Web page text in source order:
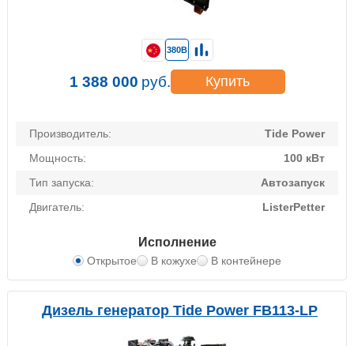
Производитель:
Tide Power
Мощность:
100 кВт
Тип запуска:
Автозапуск
Двигатель:
ListerPetter
Исполнение
Открытое В кожухе В контейнере
380В
1 388 000 руб. Купить
Дизель генератор Tide Power FB113-LP